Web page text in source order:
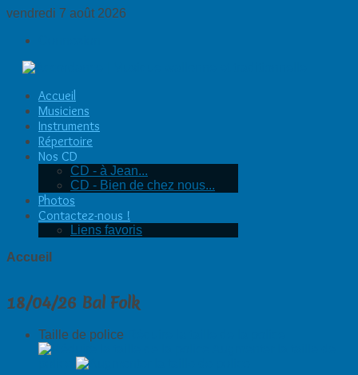
vendredi 7 août 2026
Accueil
Musiciens
Instruments
Répertoire
Nos CD
CD - à Jean...
CD - Bien de chez nous...
Photos
Contactez-nous !
Liens favoris
Accueil
18/04/26 Bal Folk
Taille de police